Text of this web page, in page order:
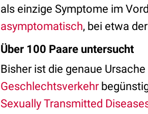
als einzige Symptome im
asymptomatisch, bei etwa
Über 100 Paare untersucht
Bisher ist die genaue
Geschlechtsverkehr
Sexually Transmitted